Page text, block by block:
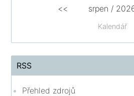
Kalendář
<< srpen /
RSS
Přehled zdrojů